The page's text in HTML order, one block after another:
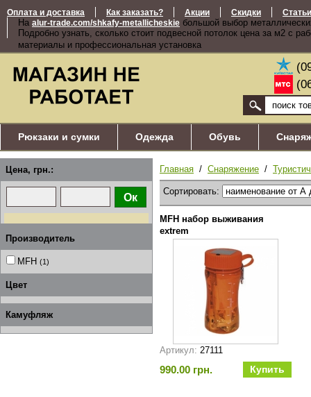
Оплата и доставка Как заказать? Акции Скидки Статьи
На alur-trade.com/shkafy-metallicheskie большой выбор
Подробно узнать, сколько стоит подвесной потолок цена за м2 с
материалы и профессиональная установка
Рюкзаки и сумки Одежда Обувь
Цена, грн.:
Производитель
MFH (1)
Цвет
Камуфляж
Главная / Снаряжение /
Сортировать:
MFH набор выживания
extrem
Артикул: 27111
990.00 грн.